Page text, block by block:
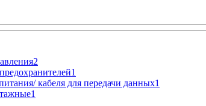
2
1
кабеля для передачи данных1
1